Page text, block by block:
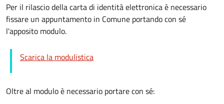
Per il rilascio della carta di identità elettronica è necessario
fissare un appuntamento in Comune portando con sé
l'apposito modulo.
Scarica la modulistica
Oltre al modulo è necessario portare con sé: